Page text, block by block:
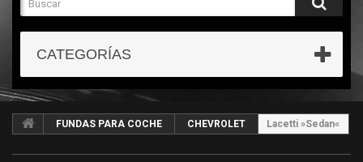
CATEGORÍAS
FUNDAS PARA COCHE CHEVROLET Lacetti »Sedan«